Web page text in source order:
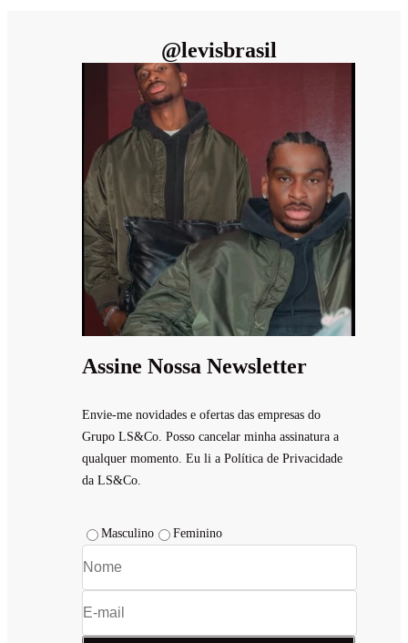
@levisbrasil
Assine Nossa Newsletter
Envie-me novidades e ofertas das empresas do
Grupo LS&Co. Posso cancelar minha assinatura a
qualquer momento. Eu li a Política de Privacidade
da LS&Co.
Masculino Feminino